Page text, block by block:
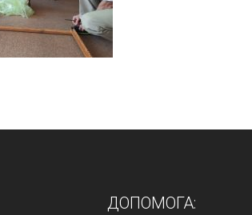
ДОПОМОГА: